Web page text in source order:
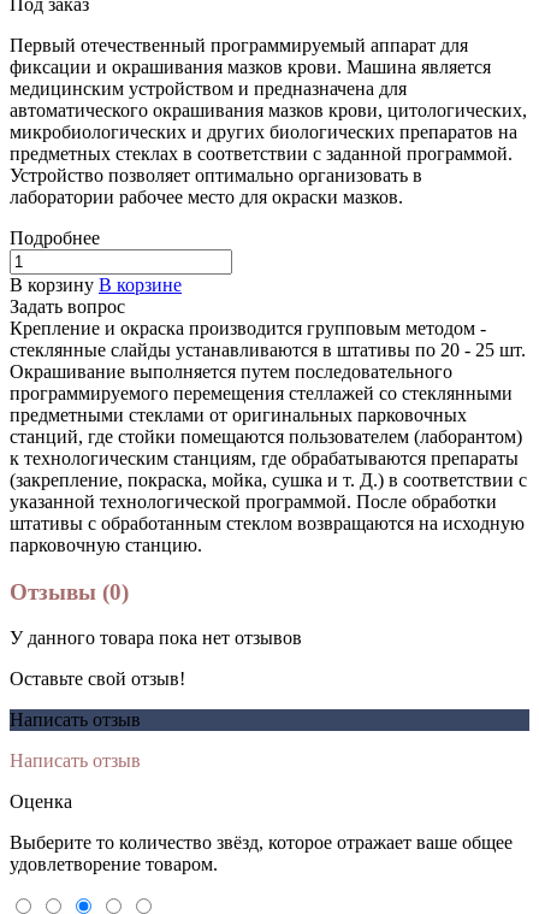
Первый отечественный программируемый аппарат для
фиксации и окрашивания мазков крови. Машина является
медицинским устройством и предназначена для
автоматического окрашивания мазков крови, цитологических,
микробиологических и других биологических препаратов на
предметных стеклах в соответствии с заданной программой.
Устройство позволяет оптимально организовать в
лаборатории рабочее место для окраски мазков.
Подробнее
В корзину В корзине
Задать вопрос
Крепление и окраска производится групповым методом -
стеклянные слайды устанавливаются в штативы по 20 - 25 шт.
Окрашивание выполняется путем последовательного
программируемого перемещения стеллажей со стеклянными
предметными стеклами от оригинальных парковочных
станций, где стойки помещаются пользователем (лаборантом)
к технологическим станциям, где обрабатываются препараты
(закрепление, покраска, мойка, сушка и т. Д.) в соответствии с
указанной технологической программой. После обработки
штативы с обработанным стеклом возвращаются на исходную
парковочную станцию.
Отзывы (0)
У данного товара пока нет отзывов
Оставьте свой отзыв!
Написать отзыв
Написать отзыв
Оценка
Выберите то количество звёзд, которое отражает ваше общее
удовлетворение товаром.